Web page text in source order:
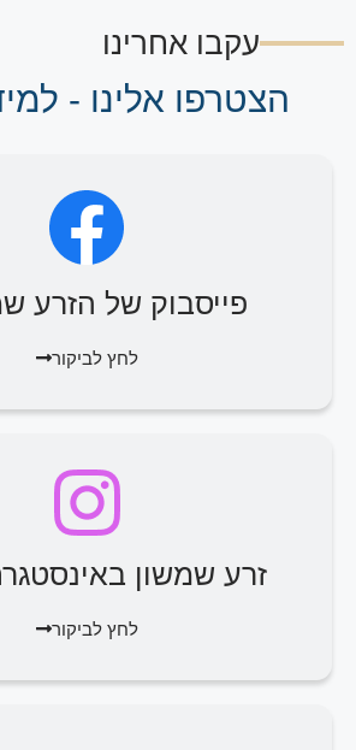
עקבו אחרינו
הצטרפו אלינו -
פייסבוק של הזרע
לחץ לביקור
זרע שמשון
לחץ לביקור